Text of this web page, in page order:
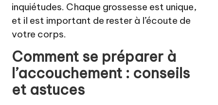
inquiétudes. Chaque grossesse est unique,
et il est important de rester à l’écoute de
votre corps.
Comment se préparer à
l’accouchement : conseils
et astuces